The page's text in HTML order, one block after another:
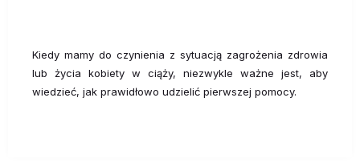
Kiedy mamy do czynienia z sytuacją zagrożenia zdrowia
lub życia kobiety w ciąży, niezwykle ważne jest, aby
wiedzieć, jak prawidłowo udzielić pierwszej pomocy.